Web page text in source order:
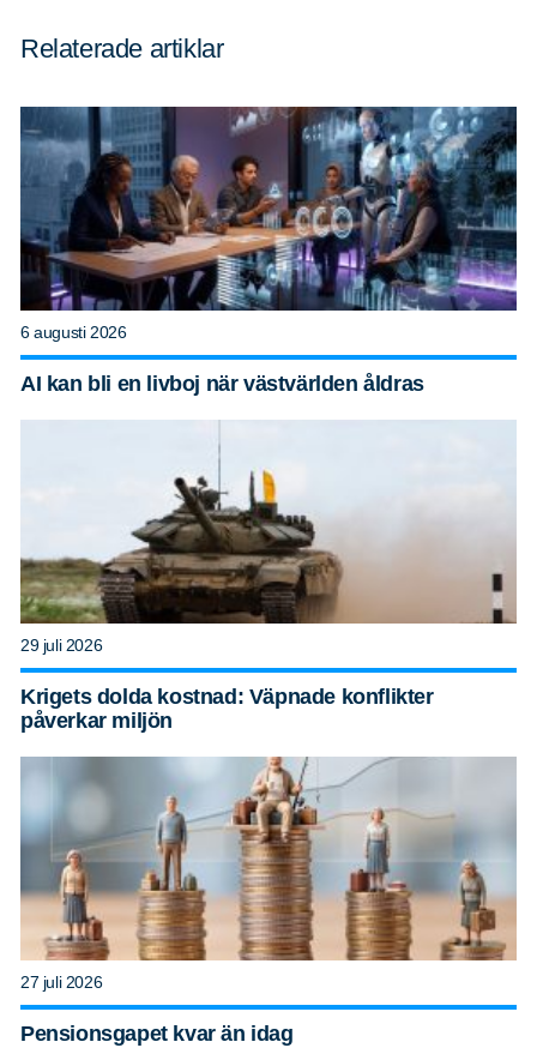
Relaterade artiklar
6 augusti 2026
AI kan bli en livboj när västvärlden åldras
29 juli 2026
Krigets dolda kostnad: Väpnade konflikter
påverkar miljön
27 juli 2026
Pensionsgapet kvar än idag